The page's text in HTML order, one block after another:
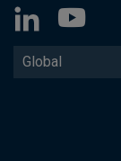
Global